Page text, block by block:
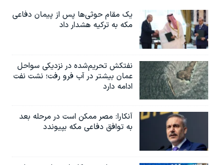
یک مقام حوثی‌ها پس از پیمان دفاعی
مکه به ترکیه هشدار داد
نفتکش تحریم‌شده در نزدیکی سواحل
عمان بیشتر در آب فرو رفت؛ نشت نفت
ادامه دارد
آنکارا: مصر ممکن است در مرحله بعد
به توافق دفاعی مکه بپیوندد